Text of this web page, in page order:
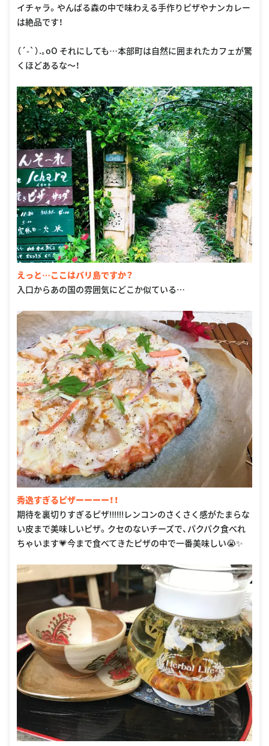
イチャラ。やんばる森の中で味わえる手作りピザやナンカレー
は絶品です！
（´-`）.｡oO それにしても…本部町は自然に囲まれたカフェが驚
くほどあるな〜！
えっと…ここはバリ島ですか？
入口からあの国の雰囲気にどこか似ている…
秀逸すぎるピザーーーー！！
期待を裏切りすぎるピザ‼️‼️‼️レンコンのさくさく感がたまらな
い皮まで美味しいピザ。クセのないチーズで、パクパク食べれ
ちゃいます💗今まで食べてきたピザの中で一番美味しい😭✨